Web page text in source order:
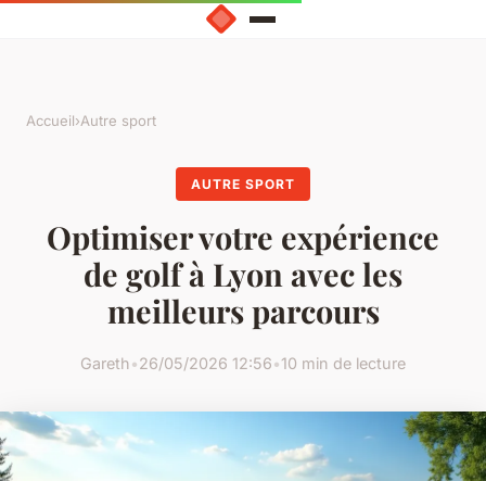
Accueil›Autre sport
AUTRE SPORT
Optimiser votre expérience
de golf à Lyon avec les
meilleurs parcours
Gareth•26/05/2026 12:56•10 min de lecture